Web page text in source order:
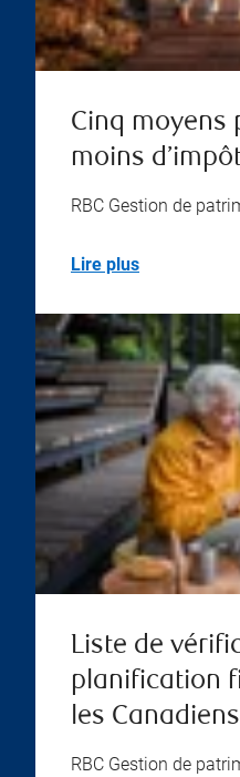
Cinq moyens
moins
RBC Gestion de
Lire plus
Liste de
planification
les
RBC Gestion de